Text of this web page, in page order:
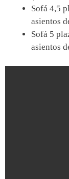
Sofá 4,5
asientos
Sofá 5
asientos